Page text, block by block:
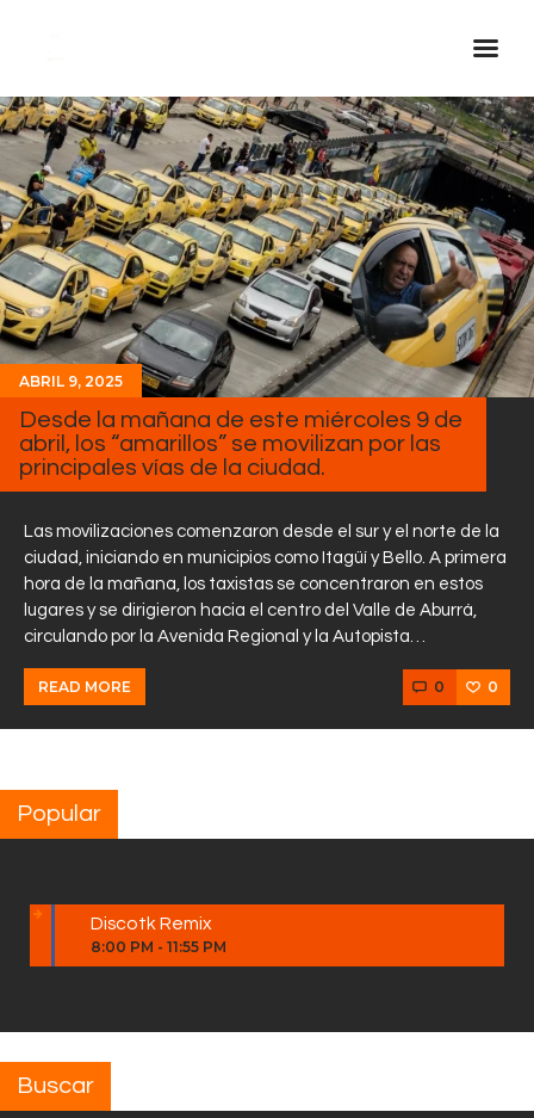
Inicio Real FM
Streaming
En Vivo
Descarga La APP
Programas
Noticias
Equipo
Sobre Nosotros
Contactos
ABRIL 9, 2025
Desde la mañana de este miércoles 9 de
abril, los “amarillos” se movilizan por las
principales vías de la ciudad.
Las movilizaciones comenzaron desde el sur y el norte de la
ciudad, iniciando en municipios como Itagüí y Bello. A primera
hora de la mañana, los taxistas se concentraron en estos
lugares y se dirigieron hacia el centro del Valle de Aburrá,
circulando por la Avenida Regional y la Autopista…
READ MORE 0 0
Popular
Discotk Remix
8:00 PM - 11:55 PM
Buscar